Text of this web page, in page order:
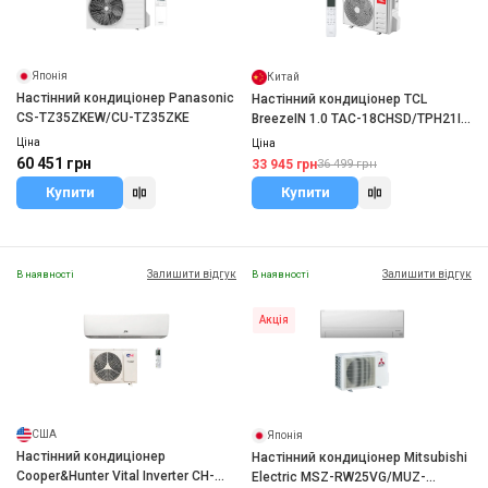
Японія
Настінний кондиціонер Panasonic
CS-TZ35ZKEW/CU-TZ35ZKE
Ціна
60 451 грн
Купити
Китай
Настінний кондиціонер TCL
BreezeIN 1.0 TAC-18CHSD/TPH21I
Inverter R32 WI-FI
Ціна
33 945 грн36 499 грн
Купити
В наявності Залишити відгук
США
Настінний кондиціонер
Cooper&Hunter Vital Inverter CH-
В наявності Залишити відгук
Акція
Японія
Настінний кондиціонер Mitsubishi
Electric MSZ-RW25VG/MUZ-